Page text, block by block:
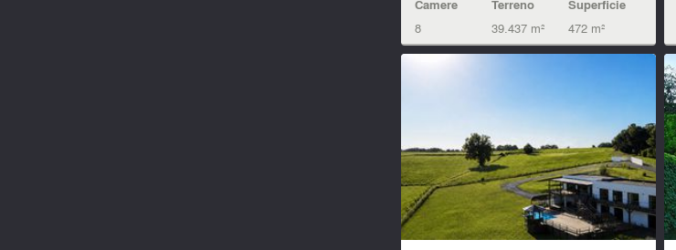
Camere
8
Terreno
39.437 m²
Superficie
472 m²